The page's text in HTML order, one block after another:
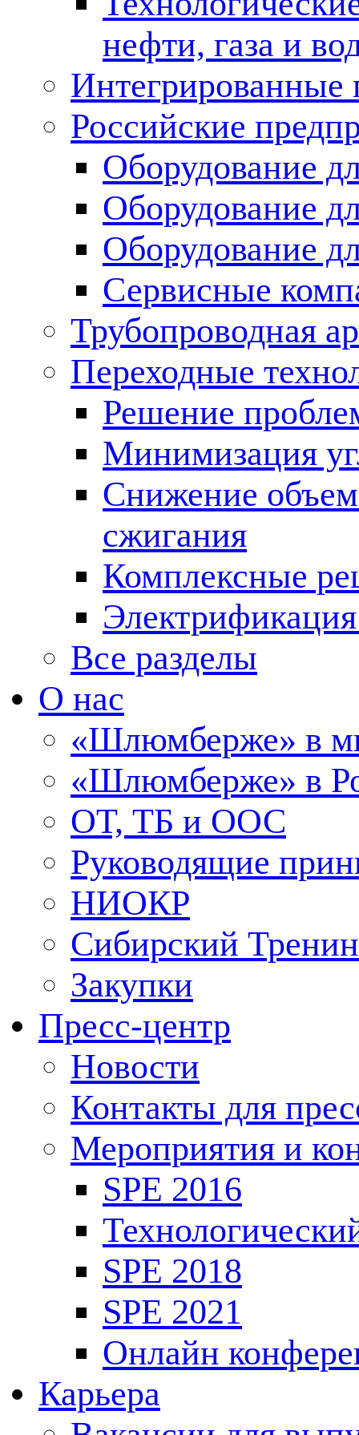
нефти, газа и
Российские
Оборудование
Оборудование
Оборудование
Сервисные
Трубопроводная
Переходные
Решение
Минимизация
Снижение
сжигания
Комплексные
Все разделы
О нас
«Шлюмберже» в
«Шлюмберже» в
ОТ, ТБ и ООС
Руководящие
НИОКР
Сибирский
Закупки
Пресс-центр
Новости
Контакты для
Мероприятия и
SPE 2016
SPE 2018
SPE 2021
Онлайн
Карьера